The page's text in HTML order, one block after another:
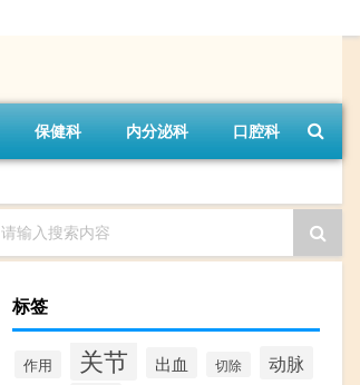
保健科 内分泌科 口腔科
请输入搜索内容
标签
作用 关节 出血 切除 动脉